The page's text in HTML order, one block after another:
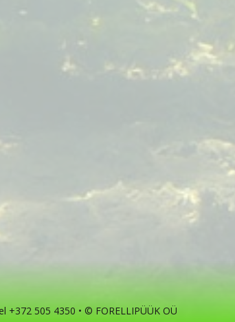
505 4350 • © FORELLIPÜÜK OÜ